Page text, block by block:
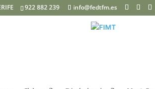
922 882 239 info@fedtfm.es